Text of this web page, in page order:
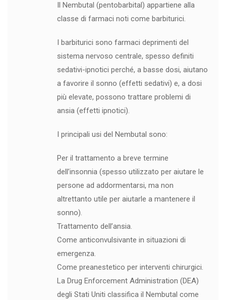
Il Nembutal (pentobarbital) appartiene alla
classe di farmaci noti come barbiturici.
I barbiturici sono farmaci deprimenti del
sistema nervoso centrale, spesso definiti
sedativi-ipnotici perché, a basse dosi, aiutano
a favorire il sonno (effetti sedativi) e, a dosi
più elevate, possono trattare problemi di
ansia (effetti ipnotici).
I principali usi del Nembutal sono:
Per il trattamento a breve termine
dell’insonnia (spesso utilizzato per aiutare le
persone ad addormentarsi, ma non
altrettanto utile per aiutarle a mantenere il
sonno).
Trattamento dell’ansia.
Come anticonvulsivante in situazioni di
emergenza.
Come preanestetico per interventi chirurgici.
La Drug Enforcement Administration (DEA)
degli Stati Uniti classifica il Nembutal come